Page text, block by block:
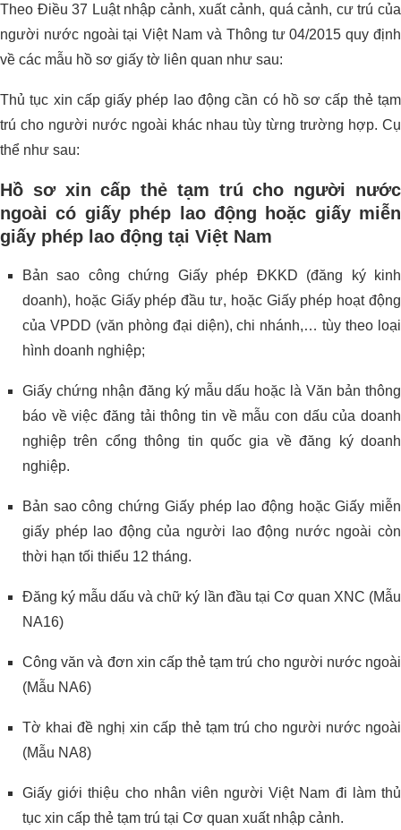
Theo Điều 37 Luật nhập cảnh, xuất cảnh, quá cảnh, cư trú của
người nước ngoài tại Việt Nam và Thông tư 04/2015 quy định
về các mẫu hồ sơ giấy tờ liên quan như sau:
Thủ tục xin cấp giấy phép lao động cần có hồ sơ cấp thẻ tạm
trú cho người nước ngoài khác nhau tùy từng trường hợp. Cụ
thể như sau:
Hồ sơ xin cấp thẻ tạm trú cho người nước
ngoài có giấy phép lao động hoặc giấy miễn
giấy phép lao động tại Việt Nam
Bản sao công chứng Giấy phép ĐKKD (đăng ký kinh
doanh), hoặc Giấy phép đầu tư, hoặc Giấy phép hoạt động
của VPDD (văn phòng đại diện), chi nhánh,… tùy theo loại
hình doanh nghiệp;
Giấy chứng nhận đăng ký mẫu dấu hoặc là Văn bản thông
báo về việc đăng tải thông tin về mẫu con dấu của doanh
nghiệp trên cổng thông tin quốc gia về đăng ký doanh
nghiệp.
Bản sao công chứng Giấy phép lao động hoặc Giấy miễn
giấy phép lao động của người lao động nước ngoài còn
thời hạn tối thiểu 12 tháng.
Đăng ký mẫu dấu và chữ ký lần đầu tại Cơ quan XNC (Mẫu
NA16)
Công văn và đơn xin cấp thẻ tạm trú cho người nước ngoài
(Mẫu NA6)
Tờ khai đề nghị xin cấp thẻ tạm trú cho người nước ngoài
(Mẫu NA8)
Giấy giới thiệu cho nhân viên người Việt Nam đi làm thủ
tục xin cấp thẻ tạm trú tại Cơ quan xuất nhập cảnh.